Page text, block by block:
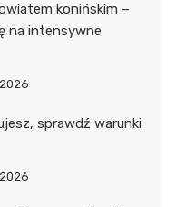
konińskim –
na intensywne
sprawdź warunki